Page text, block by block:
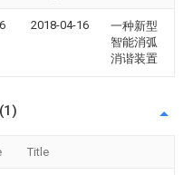
2018-04-16
一种新型
智能消弧
消谐装置
Title